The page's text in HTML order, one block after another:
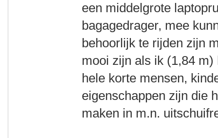
een middelgrote
bagagedrager, mee
behoorlijk te rijden zijn
mooi zijn als ik (1,84
hele korte mensen,
eigenschappen zijn die
maken in m.n.